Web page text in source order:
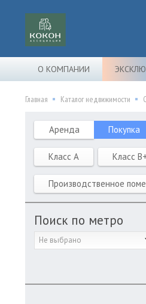
О КОМПАНИИ
Главная Каталог недвижимости
Аренда Покупка
Класс A Класс B+
Производственное
Поиск по метро
Не выбрано